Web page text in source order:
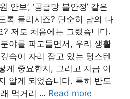
안보’, ‘공급망 불안정’ 같은
록 들리시죠? 단순히 남의 나
? 저도 처음에는 그랬습니다.
야를 파고들면서, 우리 생활
숙이 자리 잡고 있는 텅스텐
게 중요한지, 그리고 지금 어
알게 되었습니다. 특히 반도
먹거리 … Read more